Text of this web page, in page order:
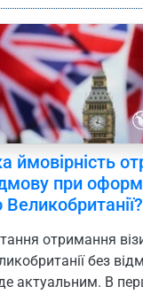
ймовірність
при
Великобританії?
отримання
без
актуальним. В